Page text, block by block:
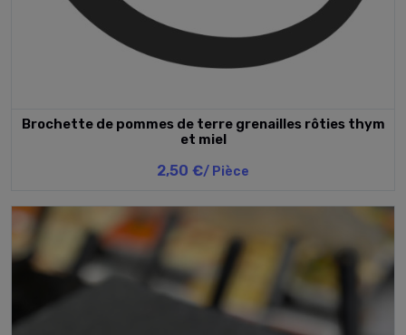
Brochette de pommes de terre grenailles rôties thym
et miel
2,50 €/ Pièce